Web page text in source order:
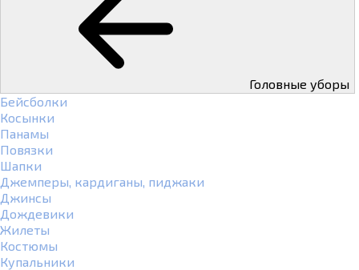
Головные уборы
Бейсболки
Косынки
Панамы
Повязки
Шапки
Джемперы, кардиганы, пиджаки
Джинсы
Дождевики
Жилеты
Костюмы
Купальники